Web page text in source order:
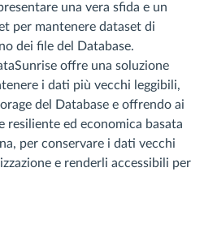
una vera sfida e un
per mantenere dataset di
dei file del Database.
offre una soluzione
i dati più vecchi leggibili,
del Database e offrendo ai
resiliente ed economica basata
per conservare i dati vecchi
e renderli accessibili per